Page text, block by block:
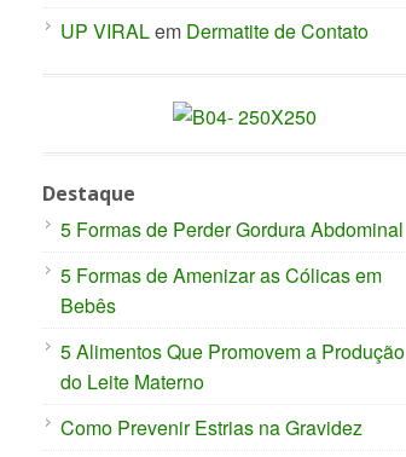
UP VIRALem Dermatite de Contato
Destaque
5 Formas de Perder Gordura Abdominal
5 Formas de Amenizar as Cólicas em
Bebês
5 Alimentos Que Promovem a Produção
do Leite Materno
Como Prevenir Estrias na Gravidez